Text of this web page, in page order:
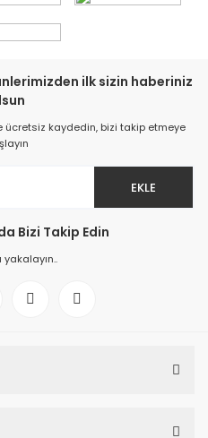
ilk sizin haberiniz
kaydedin, bizi takip etmeye
EKLE
Bizi Takip Edin
yakalayın..